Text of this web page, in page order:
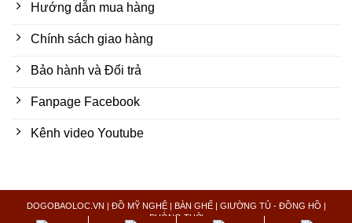
Hướng dẫn mua hàng
Chính sách giao hàng
Bảo hành và Đổi trả
Fanpage Facebook
Kênh video Youtube
DOGOBAOLOC.VN | ĐỒ MỸ NGHỆ | BÀN GHẾ | GIƯỜNG TỦ - ĐỒNG HỒ |
PHÒNG THỜ